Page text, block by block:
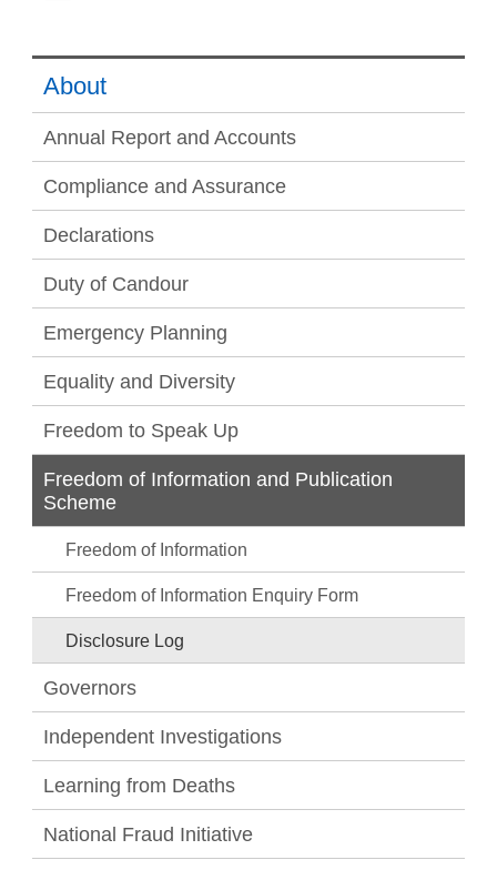
About
Annual Report and Accounts
Compliance and Assurance
Declarations
Duty of Candour
Emergency Planning
Equality and Diversity
Freedom to Speak Up
Freedom of Information and Publication
Scheme
Freedom of Information
Freedom of Information Enquiry Form
Disclosure Log
Governors
Independent Investigations
Learning from Deaths
National Fraud Initiative